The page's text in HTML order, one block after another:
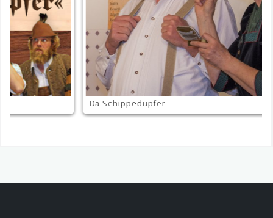
Da Schippedupfer